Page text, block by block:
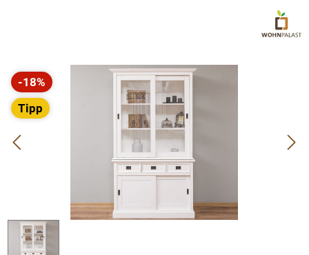
Bildergalerie überspringen
-18%
Rabatt
Tipp